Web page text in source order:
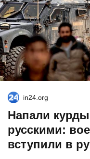
in24.org
Напали
русскими:
вступили в